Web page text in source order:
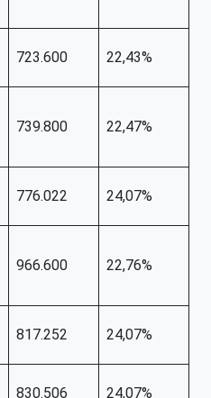
723.600 22,43%
739.800 22,47%
776.022 24,07%
966.600 22,76%
817.252 24,07%
830.506 24,07%